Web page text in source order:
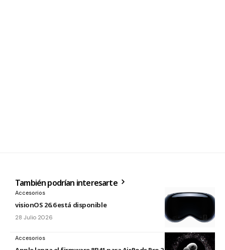
También podrían interesarte
Accesorios
visionOS 26.6 está disponible
28 Julio 2026
Accesorios